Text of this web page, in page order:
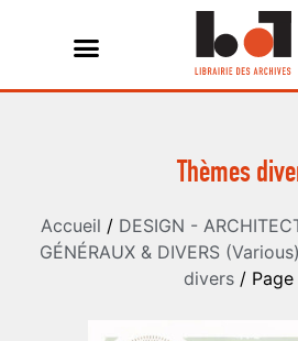
Thèmes
Accueil / DESIGN -
GÉNÉRAUX & DIVERS (Various)
divers/ Page